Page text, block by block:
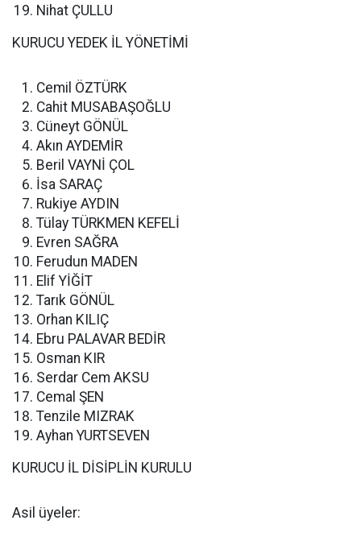
Nihat ÇULLU
KURUCU YEDEK İL YÖNETİMİ
Cemil ÖZTÜRK
Cahit MUSABAŞOĞLU
Cüneyt GÖNÜL
Akın AYDEMİR
Beril VAYNİ ÇOL
İsa SARAÇ
Rukiye AYDIN
Tülay TÜRKMEN KEFELİ
Evren SAĞRA
Ferudun MADEN
Elif YİĞİT
Tarık GÖNÜL
Orhan KILIÇ
Ebru PALAVAR BEDİR
Osman KIR
Serdar Cem AKSU
Cemal ŞEN
Tenzile MIZRAK
Ayhan YURTSEVEN
KURUCU İL DİSİPLİN KURULU
Asil üyeler: